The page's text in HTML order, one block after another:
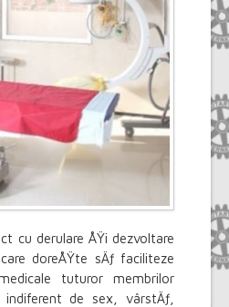
cu derulare ÅŸi dezvoltare
doreÅŸte sÄƒ faciliteze
tuturor membrilor
indiferent de sex, vârstÄƒ,